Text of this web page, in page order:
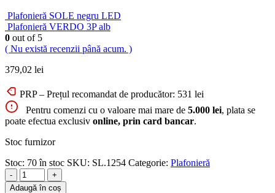
Plafonieră SOLE negru LED
Plafonieră VERDO 3P alb
0 out of 5
( Nu există recenzii până acum. )
379,02 lei
PRP – Prețul recomandat de producător: 531 lei
Pentru comenzi cu o valoare mai mare de 5.000 lei, plata se
poate efectua exclusiv online, prin card bancar.
Stoc furnizor
Stoc: 70 în stoc SKU: SL.1254 Categorie: Plafonieră
-
+
Adaugă în coș